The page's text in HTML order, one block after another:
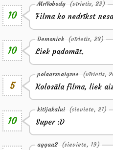
10
MrNobody (vīrietis, 23)
Filma ko nedrīkst
10
Demonick (vīrietis, 23)
Liek padomāt.
5
polaarzvaigzne (vīrietis,
Kolosāla filma, liek
10
kitijakalui (sieviete, 21)
Super :D
aggaa2 (sieviete, 19)